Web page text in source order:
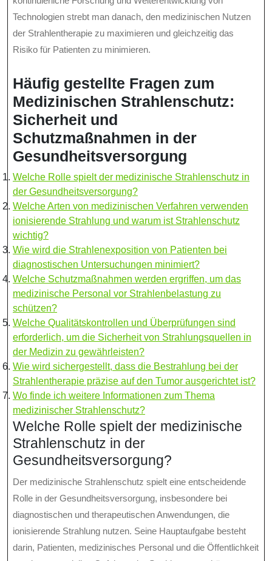
Technologien strebt man danach, den medizinischen Nutzen
der Strahlentherapie zu maximieren und gleichzeitig das
Risiko für Patienten zu minimieren.
Häufig gestellte Fragen zum
Medizinischen Strahlenschutz:
Sicherheit und
Schutzmaßnahmen in der
Gesundheitsversorgung
Welche Rolle spielt der medizinische Strahlenschutz in
der Gesundheitsversorgung?
Welche Arten von medizinischen Verfahren verwenden
ionisierende Strahlung und warum ist Strahlenschutz
wichtig?
Wie wird die Strahlenexposition von Patienten bei
diagnostischen Untersuchungen minimiert?
Welche Schutzmaßnahmen werden ergriffen, um das
medizinische Personal vor Strahlenbelastung zu
schützen?
Welche Qualitätskontrollen und Überprüfungen sind
erforderlich, um die Sicherheit von Strahlungsquellen in
der Medizin zu gewährleisten?
Wie wird sichergestellt, dass die Bestrahlung bei der
Strahlentherapie präzise auf den Tumor ausgerichtet ist?
Wo finde ich weitere Informationen zum Thema
medizinischer Strahlenschutz?
Welche Rolle spielt der medizinische
Strahlenschutz in der
Gesundheitsversorgung?
Der medizinische Strahlenschutz spielt eine entscheidende
Rolle in der Gesundheitsversorgung, insbesondere bei
diagnostischen und therapeutischen Anwendungen, die
ionisierende Strahlung nutzen. Seine Hauptaufgabe besteht
darin, Patienten, medizinisches Personal und die Öffentlichkeit